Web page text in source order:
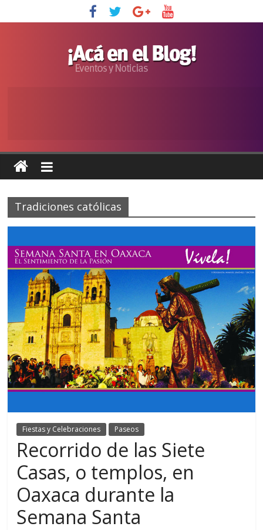
Tradiciones católicas
Fiestas y Celebraciones Paseos
Recorrido de las Siete
Casas, o templos, en
Oaxaca durante la
Semana Santa